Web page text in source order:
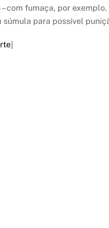
com fumaça, por
súmula para possível
]